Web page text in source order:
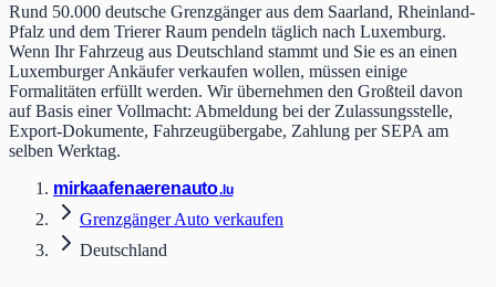
Rund 50.000 deutsche Grenzgänger aus dem Saarland, Rheinland-
Pfalz und dem Trierer Raum pendeln täglich nach Luxemburg.
Wenn Ihr Fahrzeug aus Deutschland stammt und Sie es an einen
Luxemburger Ankäufer verkaufen wollen, müssen einige
Formalitäten erfüllt werden. Wir übernehmen den Großteil davon
auf Basis einer Vollmacht: Abmeldung bei der Zulassungsstelle,
Export-Dokumente, Fahrzeugübergabe, Zahlung per SEPA am
selben Werktag.
mirkaafenaerenauto.lu
Grenzgänger Auto verkaufen
Deutschland